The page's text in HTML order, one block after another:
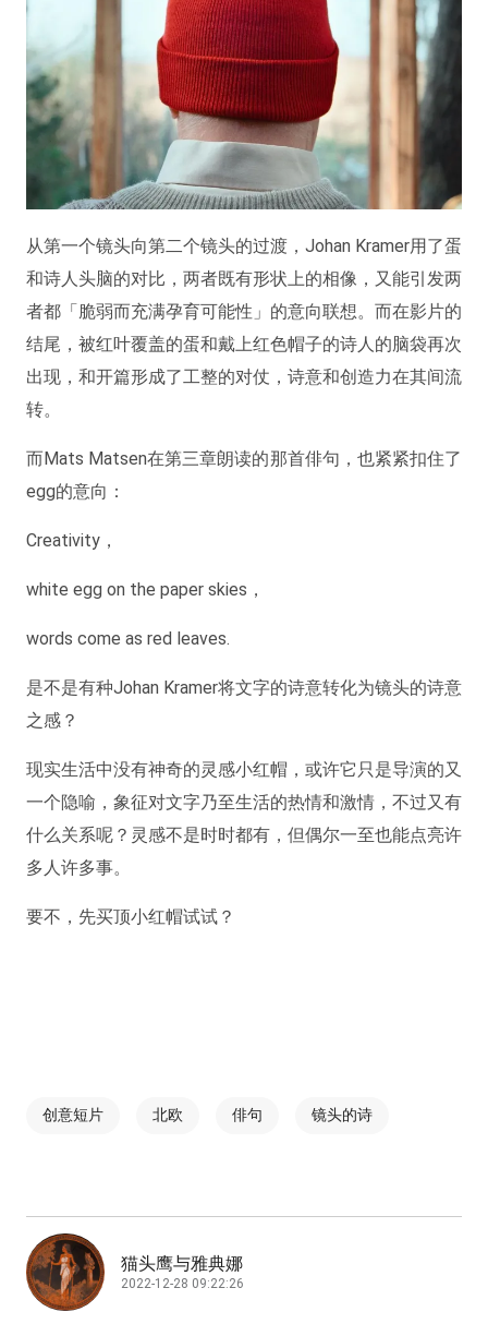
从第一个镜头向第二个镜头的过渡，Johan Kramer用了蛋
和诗人头脑的对比，两者既有形状上的相像，又能引发两
者都「脆弱而充满孕育可能性」的意向联想。而在影片的
结尾，被红叶覆盖的蛋和戴上红色帽子的诗人的脑袋再次
出现，和开篇形成了工整的对仗，诗意和创造力在其间流
转。
而Mats Matsen在第三章朗读的那首俳句，也紧紧扣住了
egg的意向：
Creativity，
white egg on the paper skies，
words come as red leaves.
是不是有种Johan Kramer将文字的诗意转化为镜头的诗意
之感？
现实生活中没有神奇的灵感小红帽，或许它只是导演的又
一个隐喻，象征对文字乃至生活的热情和激情，不过又有
什么关系呢？灵感不是时时都有，但偶尔一至也能点亮许
多人许多事。
要不，先买顶小红帽试试？
创意短片 北欧 俳句 镜头的诗
猫头鹰与雅典娜
2022-12-28 09:22:26